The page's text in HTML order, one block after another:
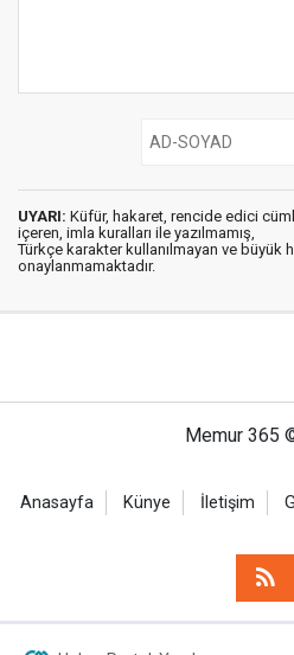
UYARI: Küfür, hakaret, rencide edici
içeren, imla kuralları ile yazılmamış,
Türkçe karakter kullanılmayan ve büyük
onaylanmamaktadır.
Memur 365
Anasayfa Künye İletişim